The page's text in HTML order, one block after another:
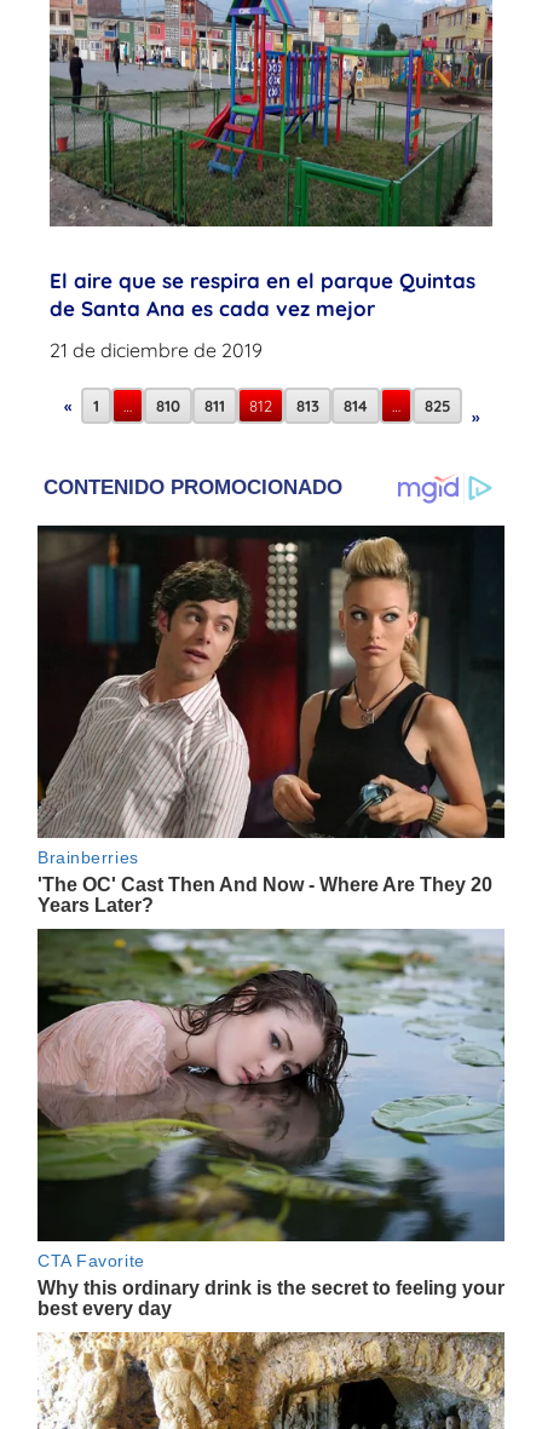
El aire que se respira en el parque Quintas
de Santa Ana es cada vez mejor
21 de diciembre de 2019
« 1 … 810 811 812 813 814 … 825
»